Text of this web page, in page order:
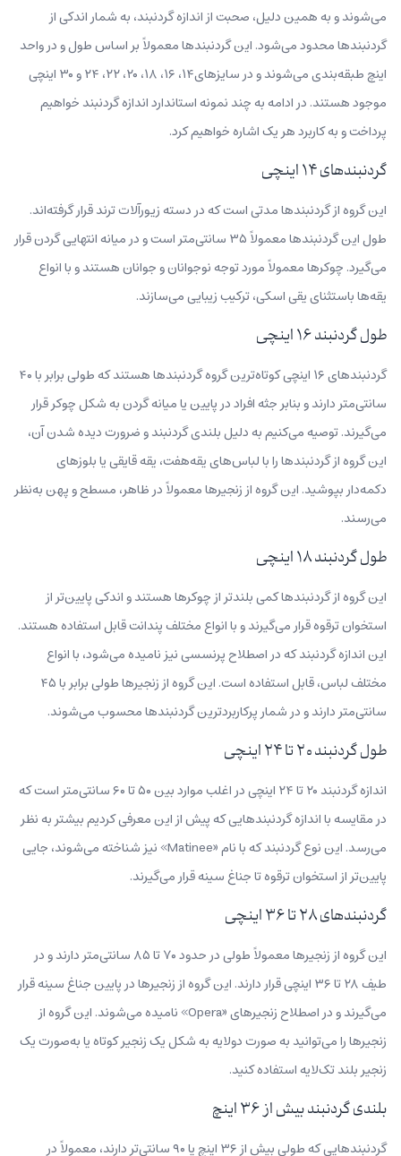
می‌شوند و به همین دلیل، صحبت از اندازه گردنبند، به شمار اندکی از
گردنبندها محدود می‌شود. این گردنبندها معمولاً بر اساس طول و در واحد
اینچ طبقه‌بندی می‌شوند و در سایزهای۱۴، ۱۶، ۱۸، ۲۰، ۲۲، ۲۴ و ۳۰ اینچی
موجود هستند. در ادامه به چند نمونه استاندارد اندازه گردنبند خواهیم
پرداخت و به کاربرد هر یک اشاره خواهیم کرد.
گردنبندهای ۱۴ اینچی
این گروه از گردنبندها مدتی است که در دسته زیورآلات ترند قرار گرفته‌اند.
طول این گردنبندها معمولاً ۳۵ سانتی‌متر است و در میانه انتهایی گردن قرار
می‌گیرد. چوکر‌ها معمولاً مورد توجه نوجوانان و جوانان هستند و با انواع
یقه‌ها باستثنای یقی اسکی، ترکیب زیبایی می‌سازند.
طول گردنبند ۱۶ اینچی
گردنبندهای ۱۶ اینچی کوتاه‌ترین گروه گردنبندها هستند که طولی برابر با ۴۰
سانتی‌متر دارند و بنابر جثه افراد در پایین یا میانه گردن به شکل چوکر قرار
می‌گیرند. توصیه می‌کنیم به دلیل بلندی گردنبند و ضرورت دیده شدن آن،
این گروه از گردنبندها را با لباس‌های یقه‌هفت، یقه قایقی یا بلوزهای
دکمه‌دار بپوشید. این گروه از زنجیرها معمولاً در ظاهر، مسطح و پهن به‌نظر
می‌رسند.
طول گردنبند ۱۸ اینچی
این گروه از گردنبندها کمی بلندتر از چوکرها هستند و اندکی پایین‌تر از
استخوان ترقوه قرار می‌گیرند و با انواع مختلف پندانت قابل استفاده هستند.
این اندازه گردنبند که در اصطلاح پرنسسی نیز نامیده می‌شود، با انواع
مختلف لباس، قابل استفاده است. این گروه از زنجیرها طولی برابر با ۴۵
سانتی‌متر دارند و در شمار پرکاربردترین گردنبندها محسوب می‌شوند.
طول گردنبند ۲۰ تا ۲۴ اینچی
اندازه گردنبند ۲۰ تا ۲۴ اینچی در اغلب موارد بین ۵۰ تا ۶۰ سانتی‌متر است که
در مقایسه با اندازه گردنبندهایی که پیش از این معرفی کردیم بیشتر به نظر
می‌رسد. این نوع گردنبند که با نام «Matinee» نیز شناخته می‌شوند، جایی
پایین‌تر از استخوان ترقوه تا جناغ سینه قرار می‌گیرند.
گردنبندهای ۲۸ تا ۳۶ اینچی
این گروه از زنجیرها معمولاً طولی در حدود ۷۰ تا ۸۵ سانتی‌متر دارند و در
طیف ۲۸ تا ۳۶ اینچی قرار دارند. این گروه از زنجیرها در پایین جناغ سینه قرار
می‌گیرند و در اصطلاح زنجیرهای «Opera» نامیده می‌شوند. این گروه از
زنجیرها را می‌توانید به صورت دولایه به شکل یک زنجیر کوتاه یا به‌صورت یک
زنجیر بلند تک‌لایه استفاده کنید.
بلندی گردنبند بیش از ۳۶ اینچ
گردنبندهایی که طولی بیش از ۳۶ اینچ یا ۹۰ سانتی‌تر دارند، معمولاً در